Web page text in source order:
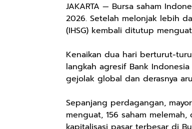
JAKARTA — Bursa saham
2026. Setelah melonjak lebih
(IHSG) kembali ditutup
Kenaikan dua hari berturut-
langkah agresif Bank
gejolak global dan derasnya
Sepanjang perdagangan,
menguat, 156 saham